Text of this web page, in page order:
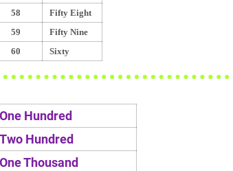
58
Fifty Eight
59
Fifty Nine
60 Sixty
One Hundred
Two Hundred
One Thousand